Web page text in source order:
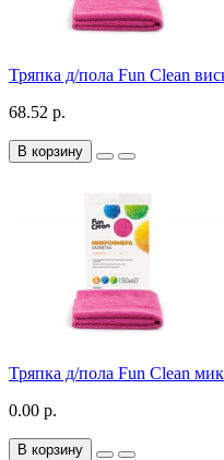
Тряпка д/пола Fun Clean
68.52 р.
В корзину
Тряпка д/пола Fun Clean
0.00 р.
В корзину